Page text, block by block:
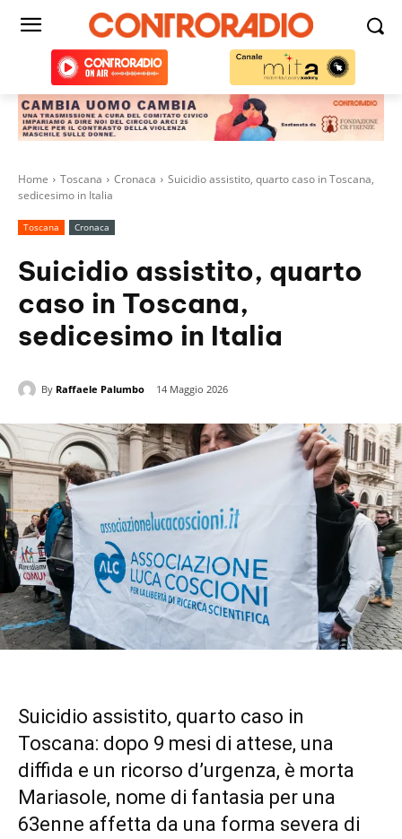
Home Toscana Cronaca
Suicidio assistito, quarto caso in Toscana,
sedicesimo in Italia
Toscana Cronaca
Suicidio assistito, quarto
caso in Toscana,
sedicesimo in Italia
By Raffaele Palumbo 14 Maggio 2026
Suicidio assistito, quarto caso in
Toscana: dopo 9 mesi di attese, una
diffida e un ricorso d’urgenza, è morta
Mariasole, nome di fantasia per una
63enne affetta da una forma severa di